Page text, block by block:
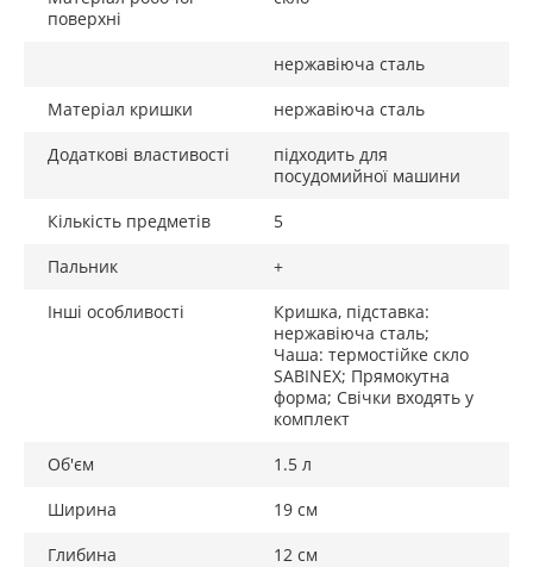
смаку.
-Можна мити в посудомийній машині
поверхні
нержавіюча сталь
Матеріал кришки
нержавіюча сталь
Додаткові властивості
підходить для
посудомийної машини
Кількість предметів
5
Пальник
+
Інші особливості
Кришка, підставка:
нержавіюча сталь;
Чаша: термостійке скло
SABINEX; Прямокутна
форма; Свічки входять у
комплект
Об'єм
1.5 л
Ширина
19 см
Глибина
12 см